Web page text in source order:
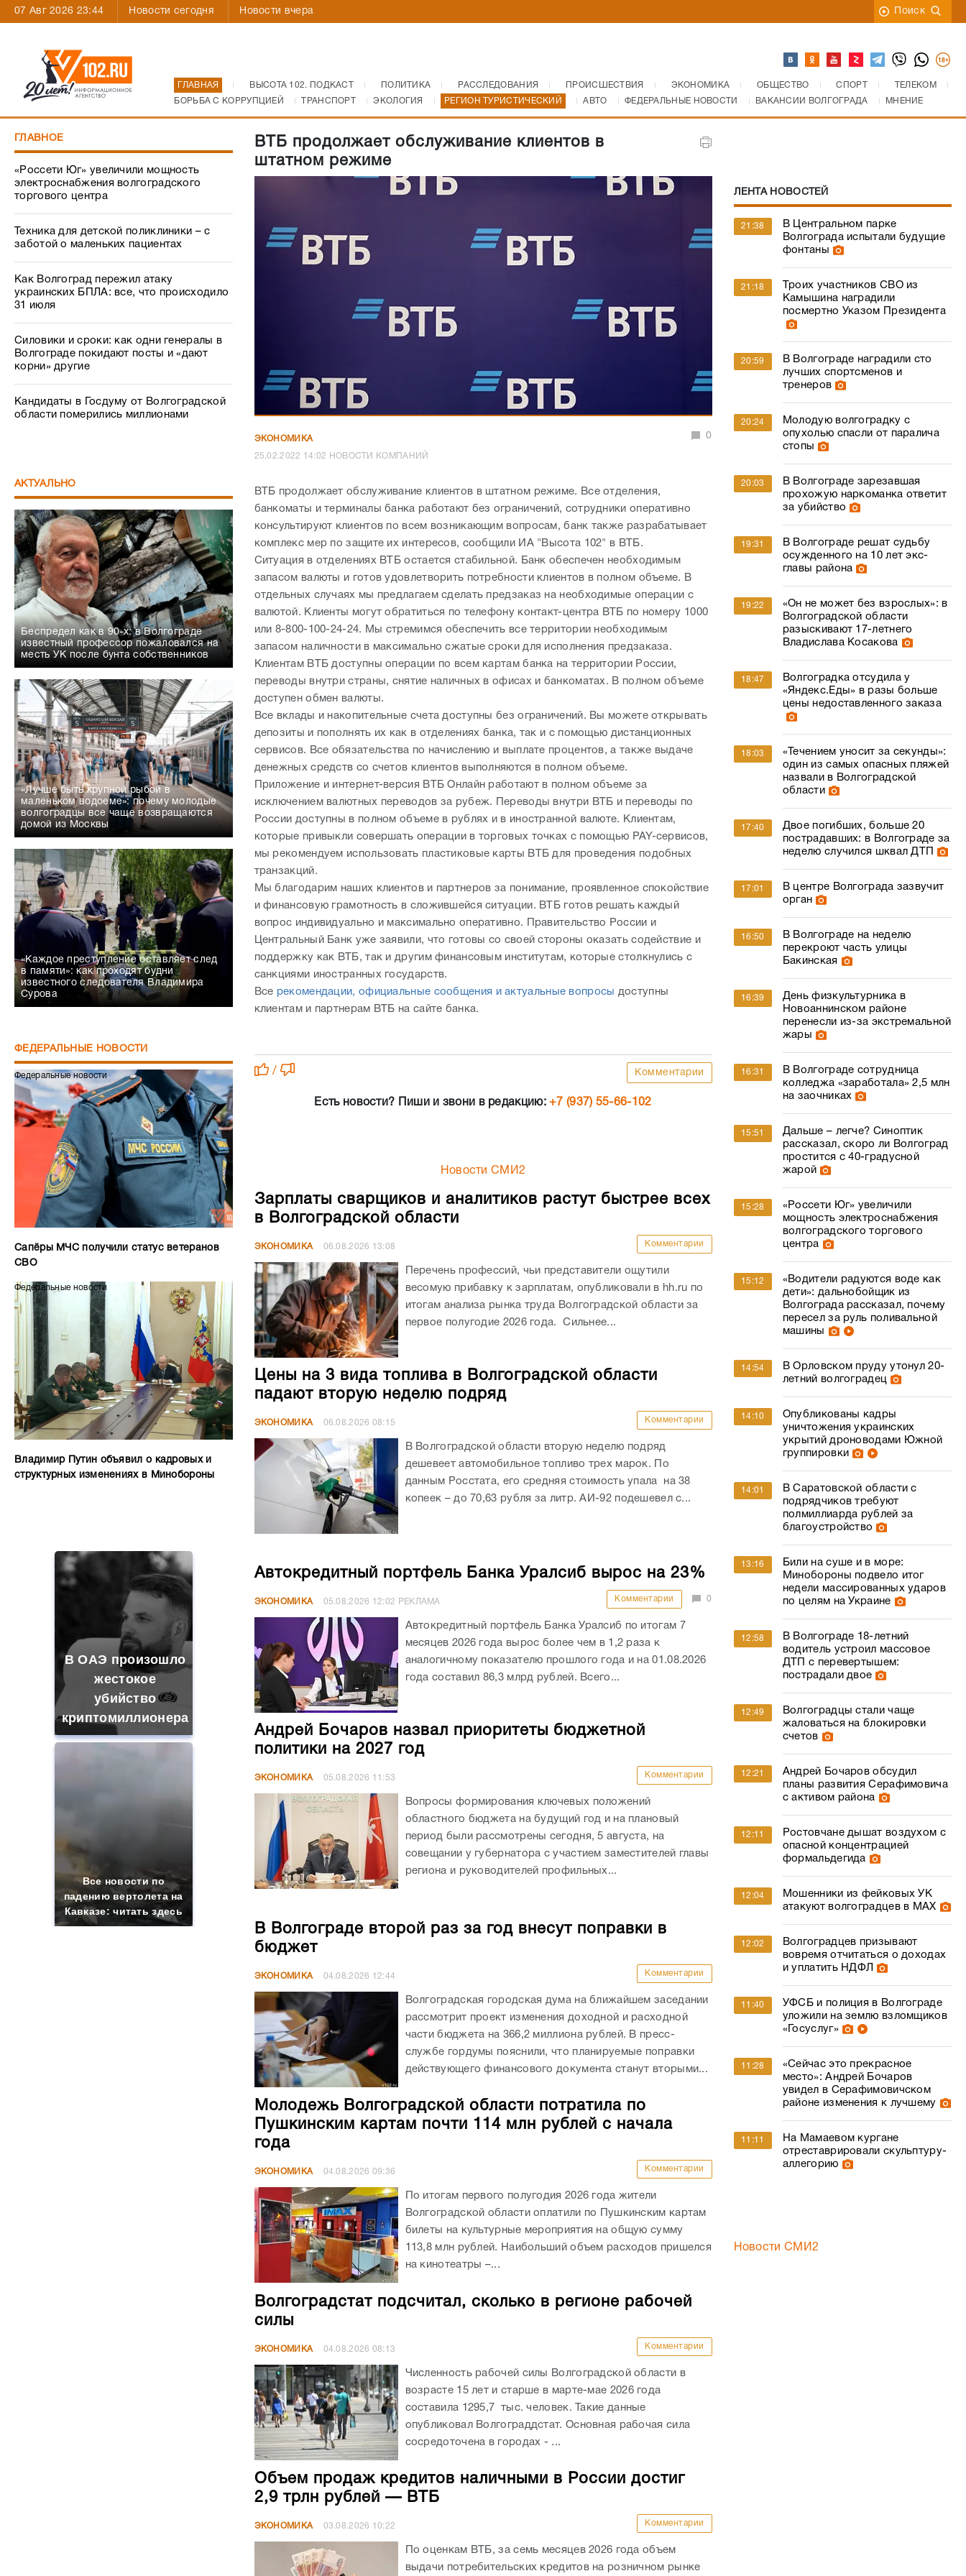
07 Авг 2026 23:44 Новости сегодня Новости вчера Поиск
ГЛАВНАЯ ВЫСОТА 102. ПОДКАСТ ПОЛИТИКА РАССЛЕДОВАНИЯ ПРОИСШЕСТВИЯ ЭКОНОМИКА ОБЩЕСТВО СПОРТ
ТЕЛЕКОМ
БОРЬБА С КОРРУПЦИЕЙ
ТРАНСПОРТ ЭКОЛОГИЯ РЕГИОН ТУРИСТИЧЕСКИЙ АВТО ФЕДЕРАЛЬНЫЕ НОВОСТИ ВАКАНСИИ ВОЛГОГРАДА МНЕНИЕ
ГЛАВНОЕ
«Россети Юг» увеличили мощность
электроснабжения волгоградского
торгового центра
Техника для детской поликлиники – с
заботой о маленьких пациентах
Как Волгоград пережил атаку
украинских БПЛА: все, что происходило
31 июля
Силовики и сроки: как одни генералы в
Волгограде покидают посты и «дают
корни» другие
Кандидаты в Госдуму от Волгоградской
области померились миллионами
АКТУАЛЬНО
Беспредел как в 90-х: в Волгограде
известный профессор пожаловался на
месть УК после бунта собственников
«Лучше быть крупной рыбой в
маленьком водоеме»: почему молодые
волгоградцы все чаще возвращаются
домой из Москвы
«Каждое преступление оставляет след
в памяти»: как проходят будни
известного следователя Владимира
Сурова
ФЕДЕРАЛЬНЫЕ НОВОСТИ
Федеральные новости
Сапёры МЧС получили статус ветеранов
СВО
Федеральные новости
Владимир Путин объявил о кадровых и
структурных изменениях в Минобороны
В ОАЭ произошло
жестокое
убийство
криптомиллионера
Все новости по
падению вертолета на
Кавказе: читать здесь
ВТБ продолжает обслуживание клиентов в
штатном режиме
ЭКОНОМИКА
25.02.2022 14:02 НОВОСТИ КОМПАНИЙ
0
ВТБ продолжает обслуживание клиентов в штатном режиме. Все отделения,
банкоматы и терминалы банка работают без ограничений, сотрудники оперативно
консультируют клиентов по всем возникающим вопросам, банк также разрабатывает
комплекс мер по защите их интересов, сообщили ИА "Высота 102" в ВТБ.
Ситуация в отделениях ВТБ остается стабильной. Банк обеспечен необходимым
запасом валюты и готов удовлетворить потребности клиентов в полном объеме. В
отдельных случаях мы предлагаем сделать предзаказ на необходимые операции с
валютой. Клиенты могут обратиться по телефону контакт-центра ВТБ по номеру 1000
или 8-800-100-24-24. Мы стремимся обеспечить все территории необходимым
запасом наличности в максимально сжатые сроки для исполнения предзаказа.
Клиентам ВТБ доступны операции по всем картам банка на территории России,
переводы внутри страны, снятие наличных в офисах и банкоматах. В полном объеме
доступен обмен валюты.
Все вклады и накопительные счета доступны без ограничений. Вы можете открывать
депозиты и пополнять их как в отделениях банка, так и с помощью дистанционных
сервисов. Все обязательства по начислению и выплате процентов, а также выдаче
денежных средств со счетов клиентов выполняются в полном объеме.
Приложение и интернет-версия ВТБ Онлайн работают в полном объеме за
исключением валютных переводов за рубеж. Переводы внутри ВТБ и переводы по
России доступны в полном объеме в рублях и в иностранной валюте. Клиентам,
которые привыкли совершать операции в торговых точках с помощью PAY-сервисов,
мы рекомендуем использовать пластиковые карты ВТБ для проведения подобных
транзакций.
Мы благодарим наших клиентов и партнеров за понимание, проявленное спокойствие
и финансовую грамотность в сложившейся ситуации. ВТБ готов решать каждый
вопрос индивидуально и максимально оперативно. Правительство России и
Центральный Банк уже заявили, что готовы со своей стороны оказать содействие и
поддержку как ВТБ, так и другим финансовым институтам, которые столкнулись с
санкциями иностранных государств.
Все рекомендации, официальные сообщения и актуальные вопросы доступны
клиентам и партнерам ВТБ на сайте банка.
/ Комментарии
Есть новости? Пиши и звони в редакцию:+7 (937) 55-66-102
Новости СМИ2
Зарплаты сварщиков и аналитиков растут быстрее всех
в Волгоградской области
ЭКОНОМИКА 06.08.2026 13:08 Комментарии
Перечень профессий, чьи представители ощутили
весомую прибавку к зарплатам, опубликовали в hh.ru по
итогам анализа рынка труда Волгоградской области за
первое полугодие 2026 года. Сильнее...
Цены на 3 вида топлива в Волгоградской области
падают вторую неделю подряд
ЭКОНОМИКА 06.08.2026 08:15 Комментарии
В Волгоградской области вторую неделю подряд
дешевеет автомобильное топливо трех марок. По
данным Росстата, его средняя стоимость упала на 38
копеек – до 70,63 рубля за литр. АИ-92 подешевел с...
Автокредитный портфель Банка Уралсиб вырос на 23%
ЭКОНОМИКА 05.08.2026 12:02 РЕКЛАМА Комментарии 0
Автокредитный портфель Банка Уралсиб по итогам 7
месяцев 2026 года вырос более чем в 1,2 раза к
аналогичному показателю прошлого года и на 01.08.2026
года составил 86,3 млрд рублей. Всего...
Андрей Бочаров назвал приоритеты бюджетной
политики на 2027 год
ЭКОНОМИКА 05.08.2026 11:53 Комментарии
Вопросы формирования ключевых положений
областного бюджета на будущий год и на плановый
период были рассмотрены сегодня, 5 августа, на
совещании у губернатора с участием заместителей главы
региона и руководителей профильных...
В Волгограде второй раз за год внесут поправки в
бюджет
ЭКОНОМИКА 04.08.2026 12:44 Комментарии
Волгоградская городская дума на ближайшем заседании
рассмотрит проект изменения доходной и расходной
части бюджета на 366,2 миллиона рублей. В пресс-
службе гордумы пояснили, что планируемые поправки
действующего финансового документа станут вторыми...
Молодежь Волгоградской области потратила по
Пушкинским картам почти 114 млн рублей с начала
года
ЭКОНОМИКА 04.08.2026 09:36 Комментарии
По итогам первого полугодия 2026 года жители
Волгоградской области оплатили по Пушкинским картам
билеты на культурные мероприятия на общую сумму
113,8 млн рублей. Наибольший объем расходов пришелся
на кинотеатры –...
Волгоградстат подсчитал, сколько в регионе рабочей
силы
ЭКОНОМИКА 04.08.2026 08:13 Комментарии
Численность рабочей силы Волгоградской области в
возрасте 15 лет и старше в марте-мае 2026 года
составила 1295,7 тыс. человек. Такие данные
опубликовал Волгограддстат. Основная рабочая сила
сосредоточена в городах - ...
Объем продаж кредитов наличными в России достиг
2,9 трлн рублей — ВТБ
ЭКОНОМИКА 03.08.2026 10:22 Комментарии
По оценкам ВТБ, за семь месяцев 2026 года объем
выдачи потребительских кредитов на розничном рынке
ЛЕНТА НОВОСТЕЙ
21:38
В Центральном парке
Волгограда испытали будущие
фонтаны
21:18
Троих участников СВО из
Камышина наградили
посмертно Указом Президента
20:59
В Волгограде наградили сто
лучших спортсменов и
тренеров
20:24
Молодую волгоградку с
опухолью спасли от паралича
стопы
20:03
В Волгограде зарезавшая
прохожую наркоманка ответит
за убийство
19:31
В Волгограде решат судьбу
осужденного на 10 лет экс-
главы района
19:22
«Он не может без взрослых»: в
Волгоградской области
разыскивают 17-летнего
Владислава Косакова
18:47
Волгоградка отсудила у
«Яндекс.Еды» в разы больше
цены недоставленного заказа
18:03
«Течением уносит за секунды»:
один из самых опасных пляжей
назвали в Волгоградской
области
17:40
Двое погибших, больше 20
пострадавших: в Волгограде за
неделю случился шквал ДТП
17:01
В центре Волгограда зазвучит
орган
16:50
В Волгограде на неделю
перекроют часть улицы
Бакинская
16:39
День физкультурника в
Новоаннинском районе
перенесли из-за экстремальной
жары
16:31
В Волгограде сотрудница
колледжа «заработала» 2,5 млн
на заочниках
15:51
Дальше – легче? Синоптик
рассказал, скоро ли Волгоград
простится с 40-градусной
жарой
15:28
«Россети Юг» увеличили
мощность электроснабжения
волгоградского торгового
центра
15:12
«Водители радуются воде как
дети»: дальнобойщик из
Волгограда рассказал, почему
пересел за руль поливальной
машины
14:54
В Орловском пруду утонул 20-
летний волгоградец
14:10
Опубликованы кадры
уничтожения украинских
укрытий дроноводами Южной
группировки
14:01
В Саратовской области с
подрядчиков требуют
полмиллиарда рублей за
благоустройство
13:16
Били на суше и в море:
Минобороны подвело итог
недели массированных ударов
по целям на Украине
12:58
В Волгограде 18-летний
водитель устроил массовое
ДТП с перевертышем:
пострадали двое
12:49
Волгоградцы стали чаще
жаловаться на блокировки
счетов
12:21
Андрей Бочаров обсудил
планы развития Серафимовича
с активом района
12:11
Ростовчане дышат воздухом с
опасной концентрацией
формальдегида
12:04
Мошенники из фейковых УК
атакуют волгоградцев в МАХ
12:02
Волгоградцев призывают
вовремя отчитаться о доходах
и уплатить НДФЛ
11:40
УФСБ и полиция в Волгограде
уложили на землю взломщиков
«Госуслуг»
11:28
«Сейчас это прекрасное
место»: Андрей Бочаров
увидел в Серафимовичском
районе изменения к лучшему
11:11
На Мамаевом кургане
отреставрировали скульптуру-
аллегорию
Новости СМИ2